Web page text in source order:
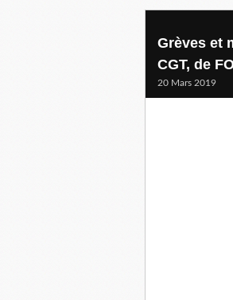
Grèves et
CGT, de
20 Mars 2019